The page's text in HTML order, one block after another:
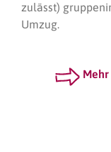
zulässt)
Umzug.